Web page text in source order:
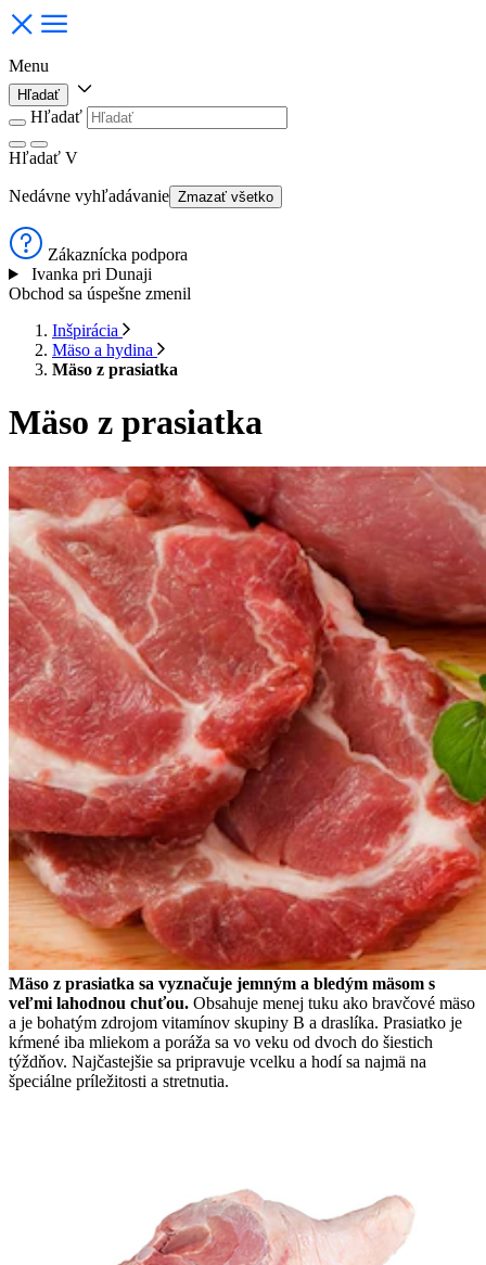
Menu
Hľadať
Hľadať
Hľadať V
Nedávne vyhľadávanie Zmazať všetko
Zákaznícka podpora
Ivanka pri Dunaji
Obchod sa úspešne zmenil
Inšpirácia
Mäso a hydina
Mäso z prasiatka
Mäso z prasiatka
Mäso z prasiatka sa vyznačuje jemným a bledým mäsom s
veľmi lahodnou chuťou. Obsahuje menej tuku ako bravčové mäso
a je bohatým zdrojom vitamínov skupiny B a draslíka. Prasiatko je
kŕmené iba mliekom a poráža sa vo veku od dvoch do šiestich
týždňov. Najčastejšie sa pripravuje vcelku a hodí sa najmä na
špeciálne príležitosti a stretnutia.